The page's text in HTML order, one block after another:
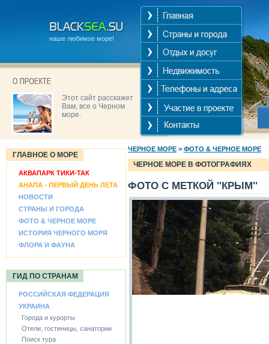
наше любимое море!
Этот сайт расскажет
Вам, все о Черном
море.
ГЛАВНОЕ О МОРЕ
АКВАПАРК ТИКИ-ТАК
АНАПА - ПЕРВЫЙ ДЕНЬ ЛЕТА
НОВОСТИ
СТРАНЫ И ГОРОДА
ФОТО & ЧЕРНОЕ МОРЕ
ИСТОРИЯ ЧЕРНОГО МОРЯ
ФЛОРА И ФАУНА
ГИД ПО СТРАНАМ
РОССИЙСКАЯ ФЕДЕРАЦИЯ
УКРАИНА
Города и курорты
Отели, гостиницы, санатории
Поиск тура
ЧЕРНОЕ МОРЕ > ФОТО & ЧЕРНОЕ МОРЕ
ЧЕРНОЕ МОРЕ В ФОТОГРАФИЯХ
ФОТО С МЕТКОЙ ''КРЫМ''